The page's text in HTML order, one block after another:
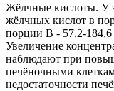
Жёлчные кислоты. У
жёлчных кислот в
порции В - 57,2-
Увеличение
наблюдают при
печёночными
недостаточности